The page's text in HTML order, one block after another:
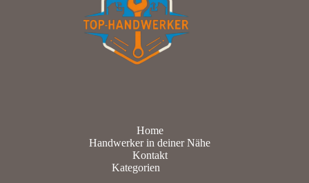
Home
Handwerker in deiner Nähe
Kontakt
Kategorien